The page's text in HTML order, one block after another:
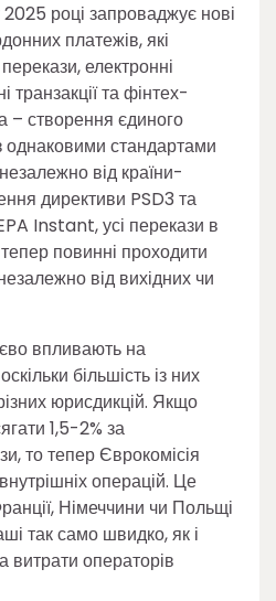
році запроваджує нові
платежів, які
електронні
транзакції та фінтех-
– створення єдиного
однаковими стандартами
від країни-
директиви PSD3 та
Instant, усі перекази в
повинні проходити
від вихідних чи
впливають на
більшість із них
юрисдикцій. Якщо
1,5-2% за
то тепер Єврокомісія
операцій. Це
Німеччини чи Польщі
так само швидко, як і
витрати операторів